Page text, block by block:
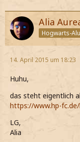
Alia
Hogwarts-
14. April 2015 um 18:23
Huhu,
das steht eigentlich
https://www.hp-
LG,
Alia